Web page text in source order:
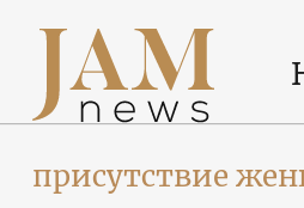
присутствие